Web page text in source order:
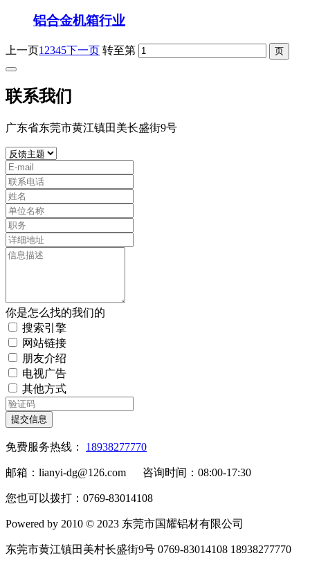
铝合金机箱行业
上一页1 2345下一页 转至第
联系我们
广东省东莞市黄江镇田美长盛街9号
你是怎么找的我们的
搜索引擎
网站链接
朋友介绍
电视广告
其他方式
提交信息
免费服务热线： 18938277770
邮箱：lianyi-dg@126.com 咨询时间：08:00-17:30
您也可以拨打：0769-83014108
Powered by 2010 © 2023 东莞市国耀铝材有限公司
东莞市黄江镇田美村长盛街9号 0769-83014108 18938277770